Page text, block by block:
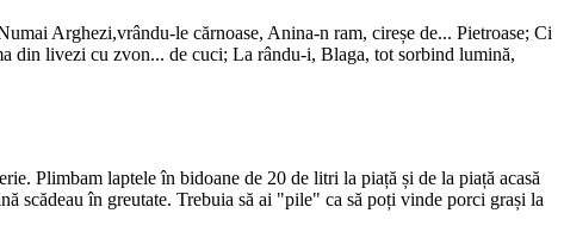
Arghezi,vrându-le cărnoase, Anina-n ram, cireșe de... Pietroase; Ci
din livezi cu zvon... de cuci; La rându-i, Blaga, tot sorbind lumină,
Plimbam laptele în bidoane de 20 de litri la piață și de la piață acasă
scădeau în greutate. Trebuia să ai "pile" ca să poți vinde porci grași la